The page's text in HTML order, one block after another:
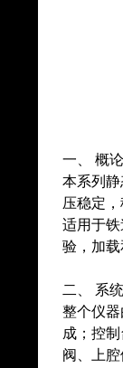
一、 概论
本系列
压稳定
适用于
验，加
二、 系
整个仪
成；控
阀、上